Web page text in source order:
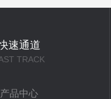
速通道
TRACK
产品中心